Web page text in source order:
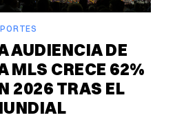
AUDIENCIA DE
MLS CRECE 62%
2026 TRAS EL